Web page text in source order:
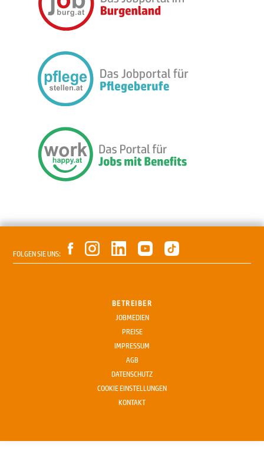
FOLGEN SIE UNS:
BETREIBER
JOBMEDIEN
PREISE
IMPRESSUM
AGB
DATENSCHUTZ
COOKIE EINSTELLUNGEN
KONTAKT